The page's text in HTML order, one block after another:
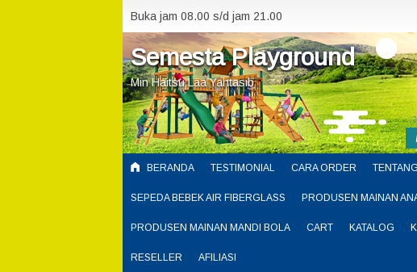
Buka jam 08.00 s/d jam 21.00
Semesta Playground
Min Haitsu Laa Yahtasib
BERANDA TESTIMONIAL CARA ORDER
SEPEDA BEBEK AIR FIBERGLASS PRODUSEN MAINAN
PRODUSEN MAINAN MANDI BOLA CART KATALOG
RESELLER AFILIASI